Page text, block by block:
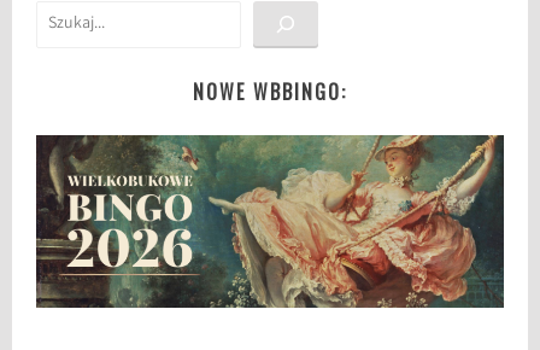
Szukaj
NOWE WBBINGO: